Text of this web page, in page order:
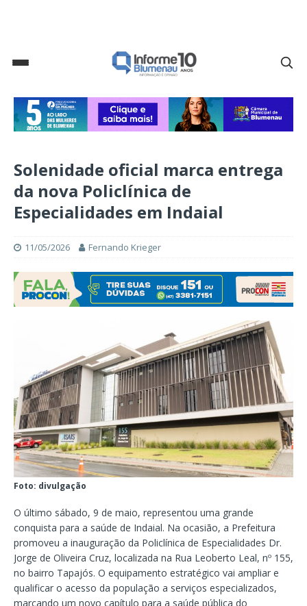
Solenidade oficial marca entrega
da nova Policlínica de
Especialidades em Indaial
11/05/2026 Fernando Krieger
Foto: divulgação
O último sábado, 9 de maio, representou uma grande
conquista para a saúde de Indaial. Na ocasião, a Prefeitura
promoveu a inauguração da Policlínica de Especialidades Dr.
Jorge de Oliveira Cruz, localizada na Rua Leoberto Leal, nº 155,
no bairro Tapajós. O equipamento estratégico vai ampliar e
qualificar o acesso da população a serviços especializados,
marcando um novo capítulo para a saúde pública do